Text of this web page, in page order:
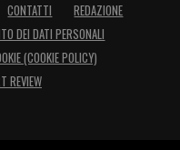
CONTATTI
REDAZIONE
DEI DATI PERSONALI
(COOKIE POLICY)
REVIEW